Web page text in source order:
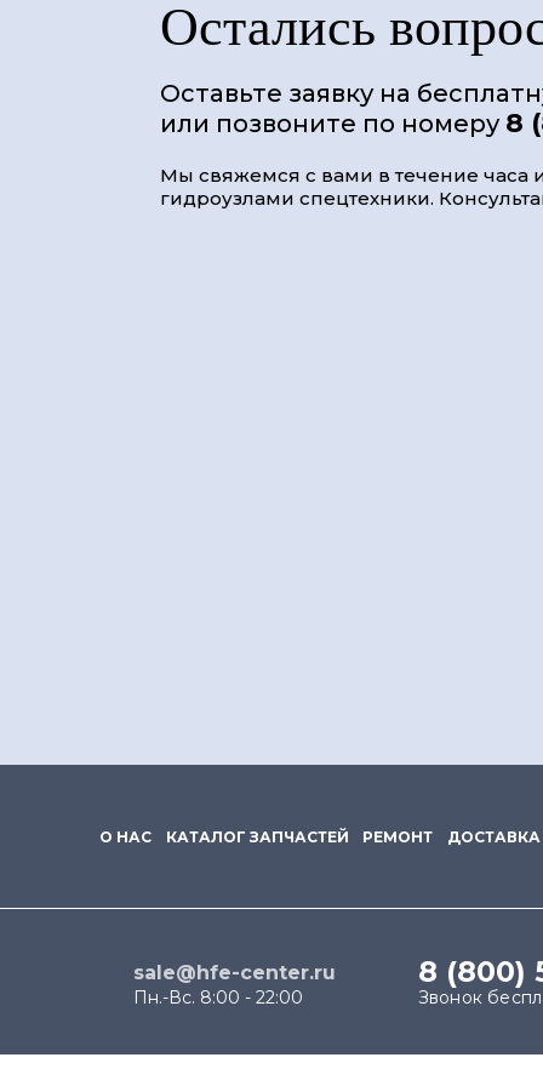
Остались
Оставьте заявку на
или позвоните по номеру 8
Мы свяжемся с вами в течение часа
гидроузлами спецтехники.
О НАС КАТАЛОГ ЗАПЧАСТЕЙ РЕМОНТ ДОСТАВКА
sale@hfe-center.ru
Пн.-Вс. 8:00 - 22:00
8 (800)
Звонок